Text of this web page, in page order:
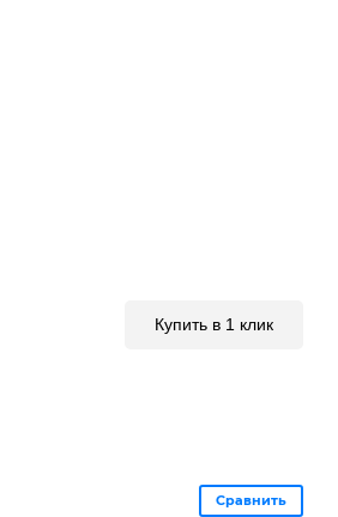
Купить в 1 клик
Сравнить